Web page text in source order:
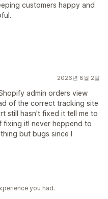
customers happy and
2026년 8월 2일
admin orders view
of the correct tracking site
still hasn't fixed it tell me to
it! never heppend to
but bugs since I
you had.